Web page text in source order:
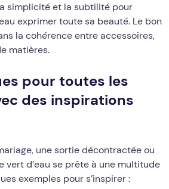
simplicité et la subtilité pour
exprimer toute sa beauté. Le bon
la cohérence entre accessoires,
matières.
pour toutes les
des inspirations
une sortie décontractée ou
vert d’eau se prête à une multitude
exemples pour s’inspirer :